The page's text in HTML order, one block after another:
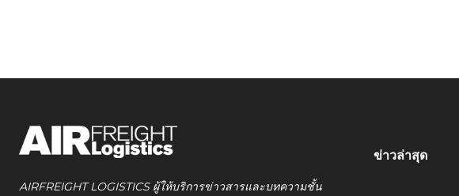
AIRFREIGHT LOGISTICS ผู้ให้บริการข่าวสารและบทความชั้น
ข่าวล่าสุด